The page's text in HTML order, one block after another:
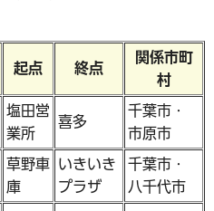
起点 終点
関係市町
村
塩田営
業所
喜多
千葉市・
市原市
草野車
庫
いきいき
プラザ
千葉市・
八千代市